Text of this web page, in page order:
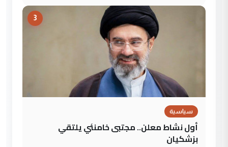
3
سياسية
أول نشاط معلن.. مجتبى خامنئي يلتقي
بزشكيان